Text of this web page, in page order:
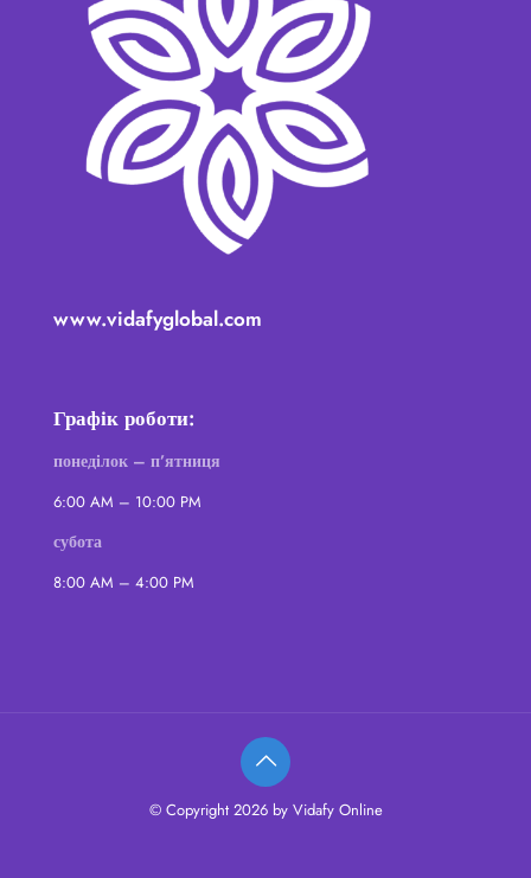
www.vidafyglobal.com
Графік роботи:
понеділок – п’ятниця
6:00 AM – 10:00 PM
субота
8:00 AM – 4:00 PM
© Copyright 2026 by Vidafy Online